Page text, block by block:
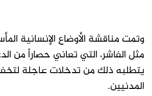
وتمت مناقشة الأوضاع الإنسانية
مثل الفاشر، التي تعاني حصاراً من
يتطلبه ذلك من تدخلات عاجلة
المدنيين.